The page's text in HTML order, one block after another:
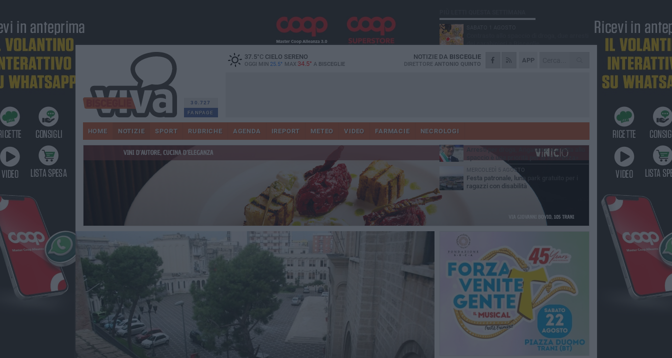
30.727
FANPAGE
37.5°CCIELO SERENO
OGGI MIN 25.5° MAX 34.5° A BISCEGLIE
APP
NOTIZIE DA BISCEGLIE
DIRETTORE ANTONIO QUINTO
HOME NOTIZIE SPORT RUBRICHE AGENDA IREPORT METEO VIDEO FARMACIE NECROLOGI
dei carabinieri a Bisceglie
MARTEDÌ 4 AGOSTO
Emergenza caldo, il Comune di Bisceglie
Due auto incendiate nella notte in via Dieta
SABATO 1 AGOSTO
Arresti per droga, Angarano: «La lotta allo
spaccio è una priorità per la sicurezza»
MERCOLEDÌ 5 AGOSTO
Festa patronale, luna park gratuito per i
ragazzi con disabilità